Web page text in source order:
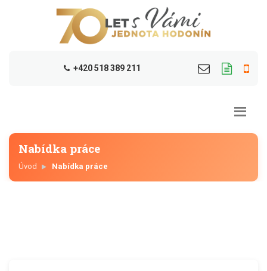
+420 518 389 211
Nabídka práce
Úvod Nabídka práce